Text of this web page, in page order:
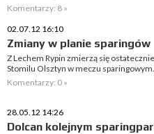
Komentarzy: 8 »
02.07.12 16:10
Zmiany w planie sparingów
Z Lechem Rypin zmierzą się
Stomilu Olsztyn w meczu sparingowym.
Komentarzy: 0 »
28.05.12 14:26
Dolcan kolejnym